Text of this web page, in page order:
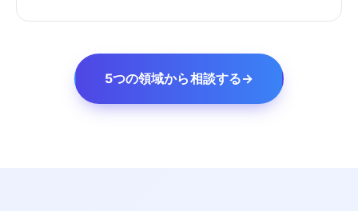
5つの領域から相談する→